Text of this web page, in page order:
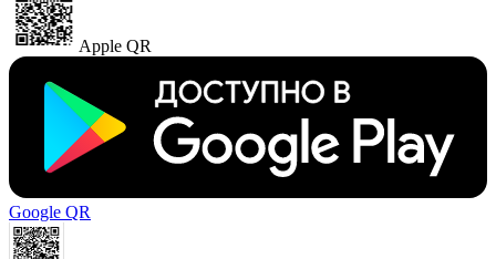
Apple QR
Google QR